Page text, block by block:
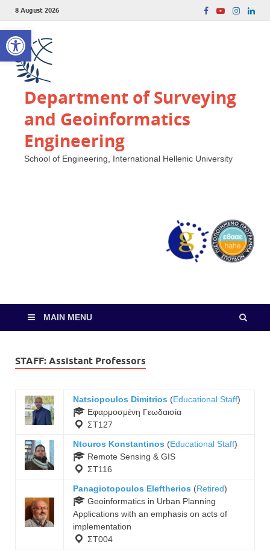
Open toolbar
8 August 2026
Department of Surveying
and Geoinformatics
Engineering
School of Engineering, International Hellenic University
MAIN MENU
STAFF: Assistant Professors
Natsiopoulos Dimitrios (Educational Staff)
Εφαρμοσμένη Γεωδαισία
ΣΤ127
Ntouros Konstantinos (Educational Staff)
Remote Sensing & GIS
ΣΤ116
Panagiotopoulos Eleftherios (Retired)
Geoinformatics in Urban Planning
Applications with an emphasis on acts of
implementation
ΣΤ004